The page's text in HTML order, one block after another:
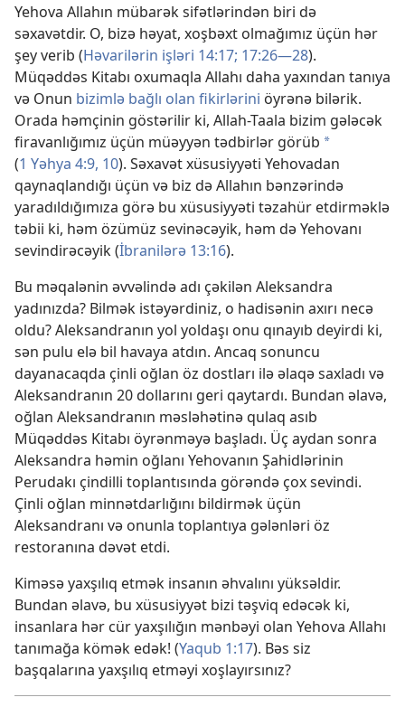
Yehova Allahın mübarək sifətlərindən biri də
səxavətdir. O, bizə həyat, xoşbəxt olmağımız üçün hər
şey verib (Həvarilərin işləri 14:17; 17:26—28).
Müqəddəs Kitabı oxumaqla Allahı daha yaxından tanıya
və Onun bizimlə bağlı olan fikirlərini öyrənə bilərik.
Orada həmçinin göstərilir ki, Allah-Taala bizim gələcək
firavanlığımız üçün müəyyən tədbirlər görüb *
(1 Yəhya 4:9, 10). Səxavət xüsusiyyəti Yehovadan
qaynaqlandığı üçün və biz də Allahın bənzərində
yaradıldığımıza görə bu xüsusiyyəti təzahür etdirməklə
təbii ki, həm özümüz sevinəcəyik, həm də Yehovanı
sevindirəcəyik (İbranilərə 13:16).
Bu məqalənin əvvəlində adı çəkilən Aleksandra
yadınızda? Bilmək istəyərdiniz, o hadisənin axırı necə
oldu? Aleksandranın yol yoldaşı onu qınayıb deyirdi ki,
sən pulu elə bil havaya atdın. Ancaq sonuncu
dayanacaqda çinli oğlan öz dostları ilə əlaqə saxladı və
Aleksandranın 20 dollarını geri qaytardı. Bundan əlavə,
oğlan Aleksandranın məsləhətinə qulaq asıb
Müqəddəs Kitabı öyrənməyə başladı. Üç aydan sonra
Aleksandra həmin oğlanı Yehovanın Şahidlərinin
Perudakı çindilli toplantısında görəndə çox sevindi.
Çinli oğlan minnətdarlığını bildirmək üçün
Aleksandranı və onunla toplantıya gələnləri öz
restoranına dəvət etdi.
Kiməsə yaxşılıq etmək insanın əhvalını yüksəldir.
Bundan əlavə, bu xüsusiyyət bizi təşviq edəcək ki,
insanlara hər cür yaxşılığın mənbəyi olan Yehova Allahı
tanımağa kömək edək! (Yaqub 1:17). Bəs siz
başqalarına yaxşılıq etməyi xoşlayırsınız?